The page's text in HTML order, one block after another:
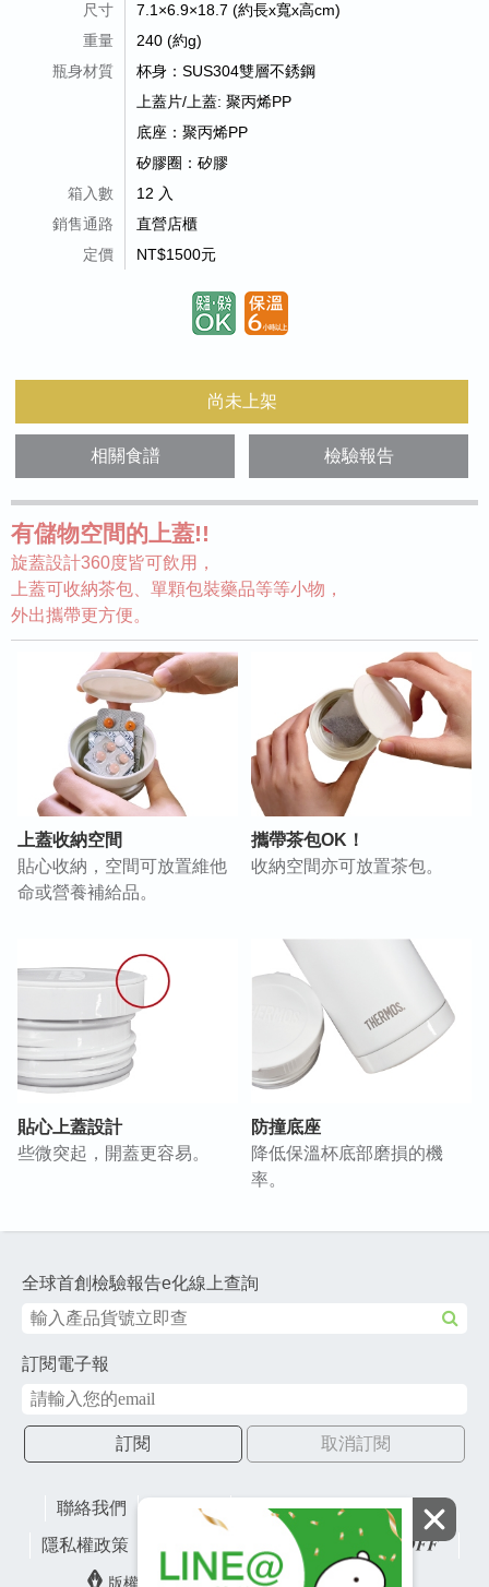
尺寸
7.1×6.9×18.7 (約長x寬x高cm)
重量
240 (約g)
瓶身材質
杯身：SUS304雙層不銹鋼
上蓋片/上蓋: 聚丙烯PP
底座：聚丙烯PP
矽膠圈：矽膠
箱入數
12 入
銷售通路
直營店櫃
定價
NT$1500元
尚未上架
相關食譜 檢驗報告
有儲物空間的上蓋!!
旋蓋設計360度皆可飲用，
上蓋可收納茶包、單顆包裝藥品等等小物，
外出攜帶更方便。
上蓋收納空間
貼心收納，空間可放置維他
命或營養補給品。
攜帶茶包OK！
收納空間亦可放置茶包。
貼心上蓋設計
些微突起，開蓋更容易。
防撞底座
降低保溫杯底部磨損的機
率。
全球首創檢驗報告e化線上查詢
訂閱電子報
訂閱 取消訂閱
聯絡我們 網站地圖
財團法人有容教育基金會
隱私權政策
lifefactory
版權所有© 2026 皇冠金屬工業股份有限公司